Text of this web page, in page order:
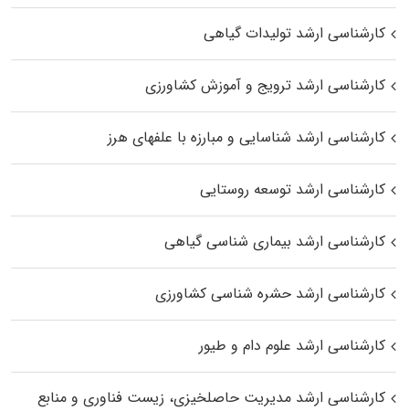
کارشناسی ارشد تولیدات گیاهی
کارشناسی ارشد ترویج و آموزش کشاورزی
کارشناسی ارشد شناسایی و مبارزه با علفهای هرز
کارشناسی ارشد توسعه روستایی
کارشناسی ارشد بیماری‌ شناسی گیاهی
کارشناسی ارشد حشره‌ شناسی کشاورزی
کارشناسی ارشد علوم دام و طیور
کارشناسی ارشد مدیریت حاصلخیزی، زیست فناوری و منابع